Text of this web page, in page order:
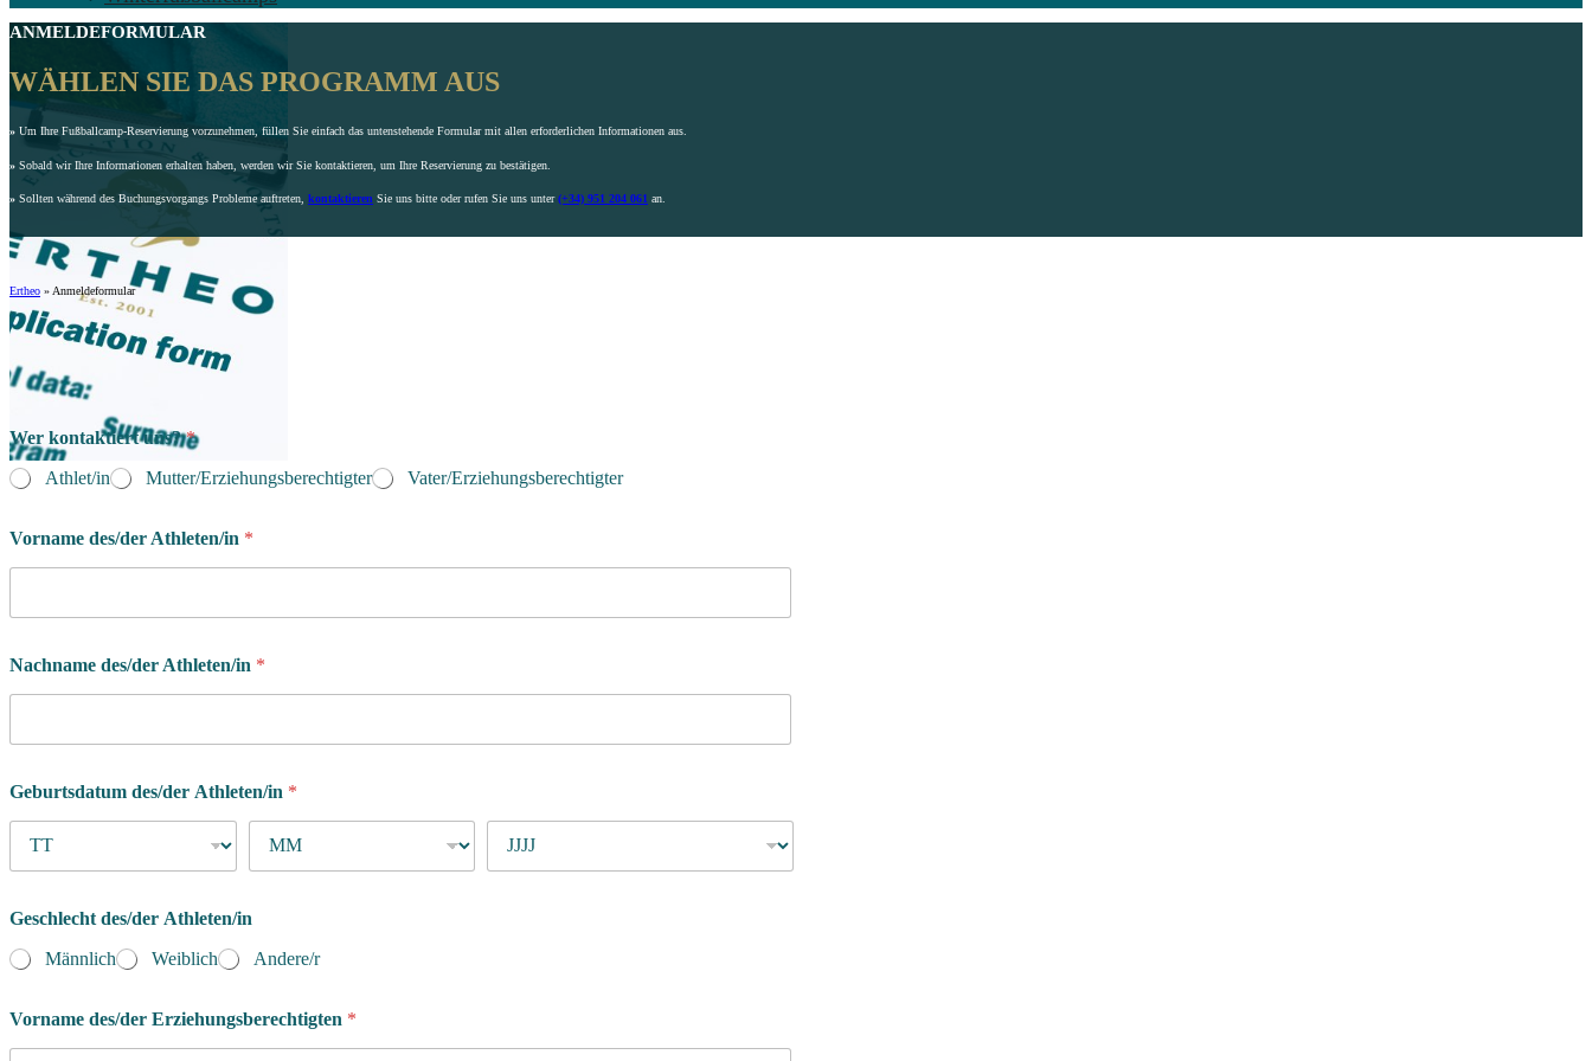
ANMELDEFORMULAR
WÄHLEN SIE DAS PROGRAMM AUS
» Um Ihre Fußballcamp-Reservierung vorzunehmen, füllen Sie einfach das untenstehende Formular mit allen erforderlichen Informationen aus.
» Sobald wir Ihre Informationen erhalten haben, werden wir Sie kontaktieren, um Ihre Reservierung zu bestätigen.
» Sollten während des Buchungsvorgangs Probleme auftreten, kontaktieren Sie uns bitte oder rufen Sie uns unter(+34) 951 204 061 an.
Ertheo » Anmeldeformular
Wer kontaktiert uns?*
Athlet/in
Mutter/Erziehungsberechtigter Vater/Erziehungsberechtigter
Vorname des/der Athleten/in *
d
e
b
e
g
n
e
?
Nachname des/der Athleten/in *
Geburtsdatum des/der Athleten/in *
Geschlecht des/der Athleten/in
Männlich
Weiblich Andere/r
Vorname des/der Erziehungsberechtigten *